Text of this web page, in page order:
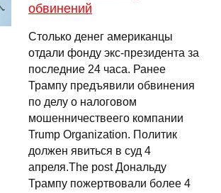
обвинений
Столько денег американцы
отдали фонду экс-президента за
последние 24 часа. Ранее
Трампу предъявили обвинения
по делу о налоговом
мошенничествеего компании
Trump Organization. Политик
должен явиться в суд 4
апреля.The post Дональду
Трампу пожертвовали более 4